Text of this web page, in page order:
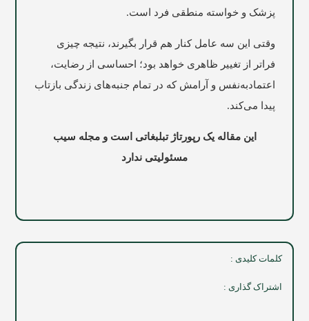
پزشک و خواسته منطقی فرد است.
وقتی این سه عامل کنار هم قرار بگیرند، نتیجه چیزی
فراتر از تغییر ظاهری خواهد بود؛ احساسی از رضایت،
اعتمادبه‌نفس و آرامش که در تمام جنبه‌های زندگی بازتاب
پیدا می‌کند.
این مقاله یک رپورتاژ تبلبغاتی است و مجله سیب
مسئولیتی ندارد
کلمات کلیدی :
اشتراک گذاری :